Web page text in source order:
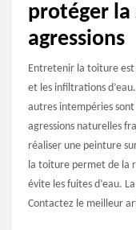
protéger la
agressions
Entretenir la toiture
et les infiltrations
autres intempéries sont
agressions naturelles
réaliser une peinture
la toiture permet de la
évite les fuites d’eau.
Contactez le meilleur